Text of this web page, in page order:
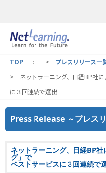
TOP > プレスリリース一
> ネットラーニング、日経BP社に
に３回連続で選出
Press Release ～プレス
ネットラーニング、日経BP
グ」で
ベストサービスに３回連続で